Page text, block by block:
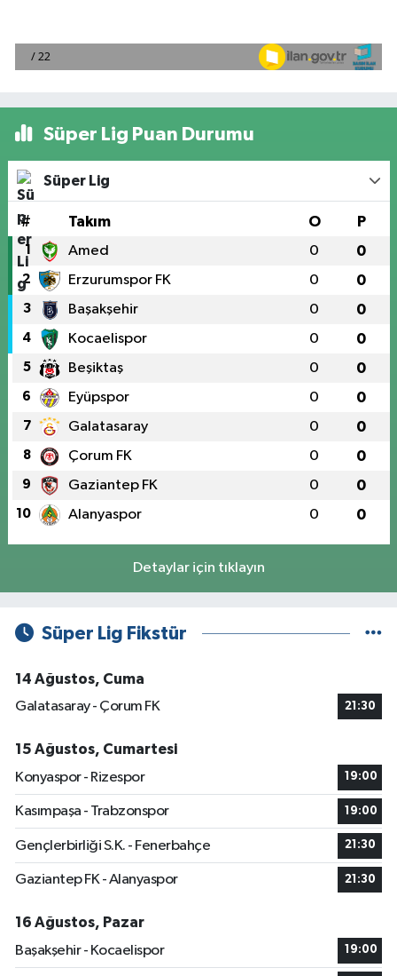
Süper Lig Puan Durumu
Süper Lig
# Takım O P
1 Amed 0 0
2 Erzurumspor FK 0 0
3 Başakşehir 0 0
4 Kocaelispor 0 0
5 Beşiktaş 0 0
6 Eyüpspor 0 0
7 Galatasaray 0 0
8 Çorum FK 0 0
9 Gaziantep FK 0 0
10 Alanyaspor 0 0
Detaylar için tıklayın
Süper Lig Fikstür
14 Ağustos, Cuma
Galatasaray - Çorum FK
21:30
15 Ağustos, Cumartesi
Konyaspor - Rizespor
19:00
Kasımpaşa - Trabzonspor 19:00
Gençlerbirliği S.K. - Fenerbahçe 21:30
Gaziantep FK - Alanyaspor 21:30
16 Ağustos, Pazar
Başakşehir - Kocaelispor
19:00